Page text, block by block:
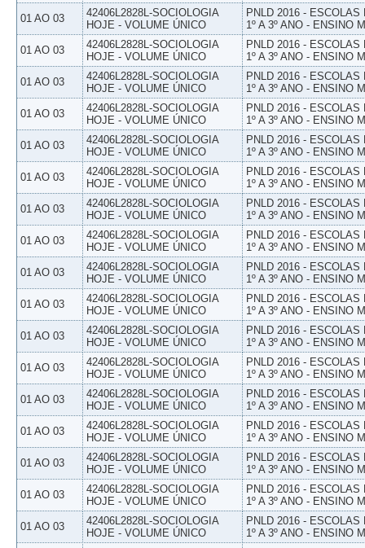
01 AO 03
42406L2828L-SOCIOLOGIA
HOJE - VOLUME ÚNICO
PNLD 2016 -
1º A 3º ANO - ENSINO
01 AO 03
42406L2828L-SOCIOLOGIA
HOJE - VOLUME ÚNICO
PNLD 2016 -
1º A 3º ANO - ENSINO
01 AO 03
42406L2828L-SOCIOLOGIA
HOJE - VOLUME ÚNICO
PNLD 2016 -
1º A 3º ANO - ENSINO
01 AO 03
42406L2828L-SOCIOLOGIA
HOJE - VOLUME ÚNICO
PNLD 2016 -
1º A 3º ANO - ENSINO
01 AO 03
42406L2828L-SOCIOLOGIA
HOJE - VOLUME ÚNICO
PNLD 2016 -
1º A 3º ANO - ENSINO
01 AO 03
42406L2828L-SOCIOLOGIA
HOJE - VOLUME ÚNICO
PNLD 2016 -
1º A 3º ANO - ENSINO
01 AO 03
42406L2828L-SOCIOLOGIA
HOJE - VOLUME ÚNICO
PNLD 2016 -
1º A 3º ANO - ENSINO
01 AO 03
42406L2828L-SOCIOLOGIA
HOJE - VOLUME ÚNICO
PNLD 2016 -
1º A 3º ANO - ENSINO
01 AO 03
42406L2828L-SOCIOLOGIA
HOJE - VOLUME ÚNICO
PNLD 2016 -
1º A 3º ANO - ENSINO
01 AO 03
42406L2828L-SOCIOLOGIA
HOJE - VOLUME ÚNICO
PNLD 2016 -
1º A 3º ANO - ENSINO
01 AO 03
42406L2828L-SOCIOLOGIA
HOJE - VOLUME ÚNICO
PNLD 2016 -
1º A 3º ANO - ENSINO
01 AO 03
42406L2828L-SOCIOLOGIA
HOJE - VOLUME ÚNICO
PNLD 2016 -
1º A 3º ANO - ENSINO
01 AO 03
42406L2828L-SOCIOLOGIA
HOJE - VOLUME ÚNICO
PNLD 2016 -
1º A 3º ANO - ENSINO
01 AO 03
42406L2828L-SOCIOLOGIA
HOJE - VOLUME ÚNICO
PNLD 2016 -
1º A 3º ANO - ENSINO
01 AO 03
42406L2828L-SOCIOLOGIA
HOJE - VOLUME ÚNICO
PNLD 2016 -
1º A 3º ANO - ENSINO
01 AO 03
42406L2828L-SOCIOLOGIA
HOJE - VOLUME ÚNICO
PNLD 2016 -
1º A 3º ANO - ENSINO
01 AO 03
42406L2828L-SOCIOLOGIA
HOJE - VOLUME ÚNICO
PNLD 2016 -
1º A 3º ANO - ENSINO